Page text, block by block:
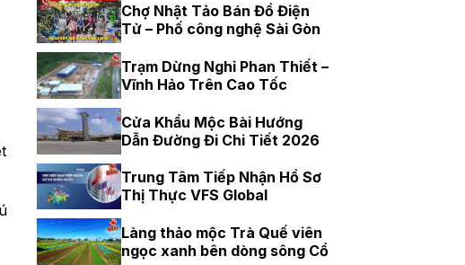
Chợ Nhật Tảo Bán Đồ Điện
Tử – Phố công nghệ Sài Gòn
Trạm Dừng Nghỉ Phan Thiết –
Vĩnh Hảo Trên Cao Tốc
Cửa Khẩu Mộc Bài Hướng
Dẫn Đường Đi Chi Tiết 2026
Trung Tâm Tiếp Nhận Hồ Sơ
Thị Thực VFS Global
Làng thảo mộc Trà Quế viên
ngọc xanh bên dòng sông Cổ